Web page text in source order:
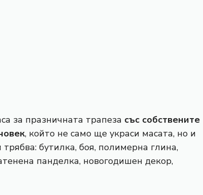
за празничната трапеза със собствените
, който не само ще украси масата, но и
бутилка, боя, полимерна глина,
панделка, новогодишен декор,